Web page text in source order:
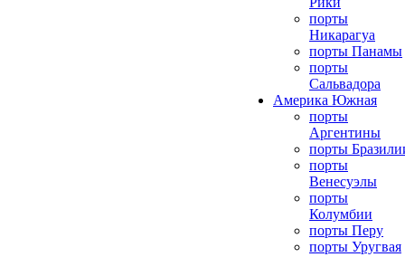
порты
Никарагуа
порты Панамы
порты
Сальвадора
Америка Южная
порты
Аргентины
порты
порты
Венесуэлы
порты
Колумбии
порты Перу
порты Уругвая